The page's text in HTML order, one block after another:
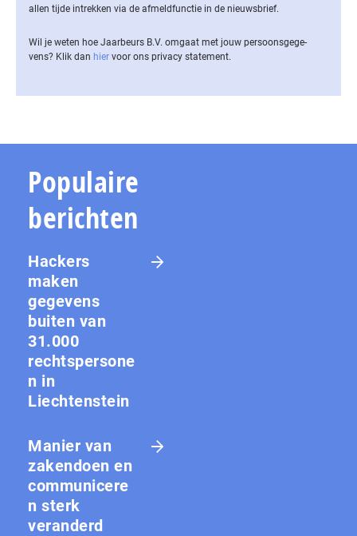
allen tijde intrekken via de af­meld­func­tie in de nieuwsbrief.
Wil je weten hoe Jaarbeurs B.V. omgaat met jouw per­soons­ge­ge­
vens? Klik dan hier voor ons privacy statement.
Populaire
berichten
Hackers
maken
gegevens
buiten van
31.000
rechtspersone
n in
Liechtenstein
Manier van
zakendoen en
communicere
n sterk
veranderd